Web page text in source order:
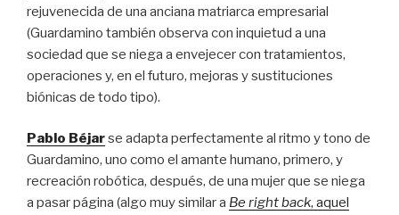
rejuvenecida de una anciana matriarca empresarial
(Guardamino también observa con inquietud a una
sociedad que se niega a envejecer con tratamientos,
operaciones y, en el futuro, mejoras y sustituciones
biónicas de todo tipo).
Pablo Béjarse adapta perfectamente al ritmo y tono de
Guardamino, uno como el amante humano, primero, y
recreación robótica, después, de una mujer que se niega
a pasar página (algo muy similar a Be right back, aquel